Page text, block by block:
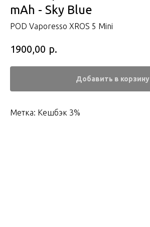
mAh - Sky Blue
POD Vaporesso XROS 5 Mini
1900,00 р.
Добавить в корзину
Метка: Кешбэк 3%